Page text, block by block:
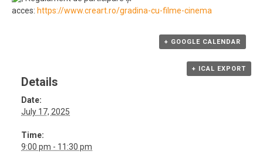
acces: https://www.creart.ro/gradina-cu-filme-cinema
+ GOOGLE CALENDAR
+ ICAL EXPORT
Details
Date:
July 17, 2025
Time:
9:00 pm - 11:30 pm